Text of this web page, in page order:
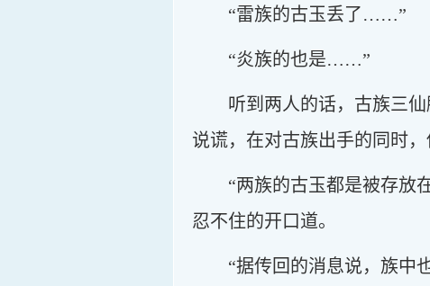
“雷族的古玉丢了……”
“炎族的也是……”
听到两人的话，古族三
说谎，在对古族出手的同时
“两族的古玉都是被存放
忍不住的开口道。
“据传回的消息说，族中